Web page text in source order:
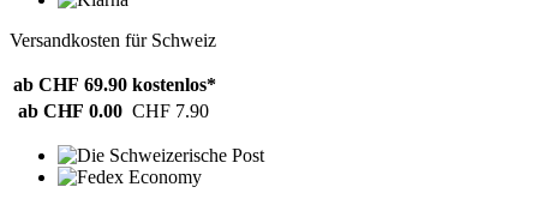
Versandkosten für Schweiz
ab CHF 69.90 kostenlos*
ab CHF 0.00 CHF 7.90